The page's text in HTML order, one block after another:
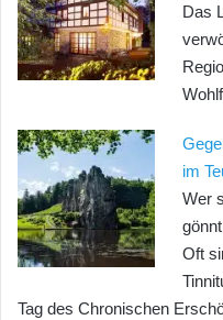
Das
im
Wer
Oft
Tag des Chronischen